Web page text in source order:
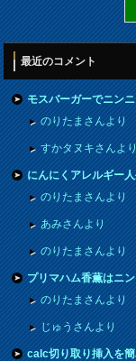
最近のコメント
モスバーガーでニン
のりたまさんより
すかタヌキさんよ
にんにくアレルギー
のりたまさんより
あみさんより
のりたまさんより
プリマハム香薫はニ
のりたまさんより
じゅうさんより
calc切り取り挿入を